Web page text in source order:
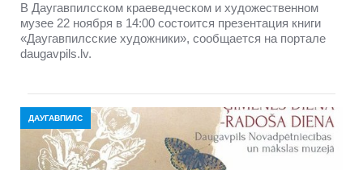
В Даугавпилсском краеведческом и художественном
музее 22 ноября в 14:00 состоится презентация книги
«Даугавпилсские художники», сообщается на портале
daugavpils.lv.
ДАУГАВПИЛС